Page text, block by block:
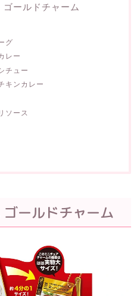
ールドチャーム
グ
レー
チュー
キンカレー
ソース
ールドチャーム